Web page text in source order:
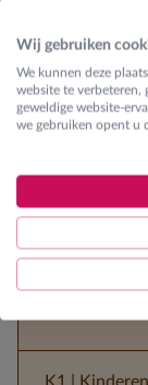
Wij gebruiken
We kunnen deze
website te verbeteren,
geweldige website-
we gebruiken opent u
tafeltennis
5-